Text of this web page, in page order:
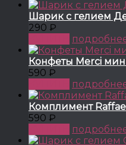
Шарик с гелием
290 ₽
Конфеты Merci
590 ₽
Комплимент
590 ₽